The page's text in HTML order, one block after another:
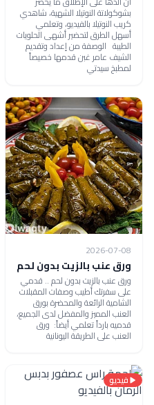
بشوكولاتة النوتيلا الشهية، شاهدي
كريب النوتيلا بالفيديو، وتعلمي
أسهل الطرق لتحضير أشهى الحلويات
الطيبة الوصفة من إعداد وتقديم
الشيف عامر غبن قدمها خصيصاً
لمطبخ سيدتي
2026-07-08
ورق عنب بالزيت بدون لحم
ورق عنب بالزيت بدون لحم .. قدمي
على سفرتك أطيب وصفات المقبلات
الشامية الرائعة والمحضرة بورق
العنب المميز والمفضل لدى الجميع،
قدميه بارداً تعلمي أيضاً: ورق
العنب على الطريقة اليونانية
فيديو